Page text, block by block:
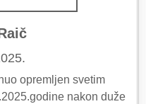
opremljen svetim
nakon duže